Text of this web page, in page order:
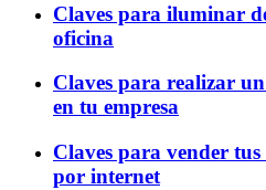
Claves para iluminar
oficina
Claves para realizar
en tu empresa
Claves para vender
por internet